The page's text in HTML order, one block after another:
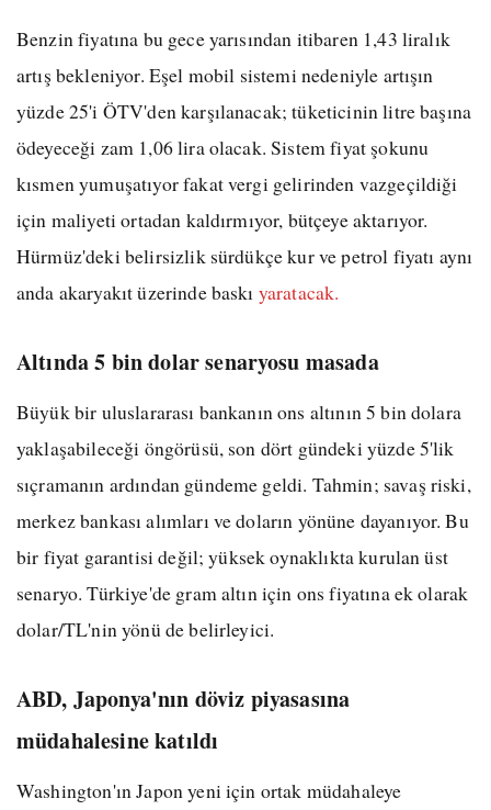
Benzin fiyatına bu gece yarısından itibaren 1,43 liralık
artış bekleniyor. Eşel mobil sistemi nedeniyle artışın
yüzde 25'i ÖTV'den karşılanacak; tüketicinin litre başına
ödeyeceği zam 1,06 lira olacak. Sistem fiyat şokunu
kısmen yumuşatıyor fakat vergi gelirinden vazgeçildiği
için maliyeti ortadan kaldırmıyor, bütçeye aktarıyor.
Hürmüz'deki belirsizlik sürdükçe kur ve petrol fiyatı aynı
anda akaryakıt üzerinde baskı yaratacak.
Altında 5 bin dolar senaryosu masada
Büyük bir uluslararası bankanın ons altının 5 bin dolara
yaklaşabileceği öngörüsü, son dört gündeki yüzde 5'lik
sıçramanın ardından gündeme geldi. Tahmin; savaş riski,
merkez bankası alımları ve doların yönüne dayanıyor. Bu
bir fiyat garantisi değil; yüksek oynaklıkta kurulan üst
senaryo. Türkiye'de gram altın için ons fiyatına ek olarak
dolar/TL'nin yönü de belirleyici.
ABD, Japonya'nın döviz piyasasına
müdahalesine katıldı
Washington'ın Japon yeni için ortak müdahaleye